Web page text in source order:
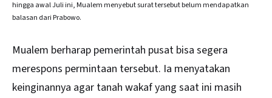
hingga awal Juli ini, Mualem menyebut surat tersebut belum mendapatkan
balasan dari Prabowo.
Mualem berharap pemerintah pusat bisa segera
merespons permintaan tersebut. Ia menyatakan
keinginannya agar tanah wakaf yang saat ini masih